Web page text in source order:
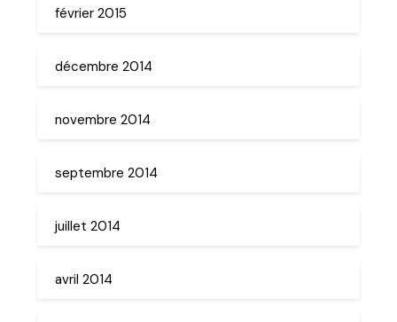
février 2015
décembre 2014
novembre 2014
septembre 2014
juillet 2014
avril 2014